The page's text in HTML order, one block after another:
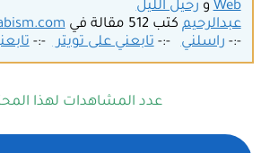
Webو رحيل الليل
عبدالرحيم كتب 512 مقالة في
-:- راسلني-:- تابعني على تويتر-:-
عدد المشاهدات لهذا